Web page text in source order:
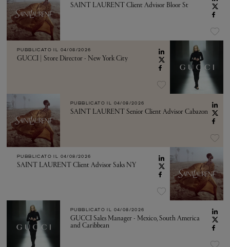
SAINT LAURENT Client Advisor Bloor St
PUBBLICATO IL 04/08/2026
GUCCI | Store Director - New York City
PUBBLICATO IL 04/08/2026
SAINT LAURENT Senior Client Advisor Cabazon
PUBBLICATO IL 04/08/2026
SAINT LAURENT Client Advisor Saks NY
PUBBLICATO IL 04/08/2026
GUCCI Sales Manager - Mexico, South America
and Caribbean